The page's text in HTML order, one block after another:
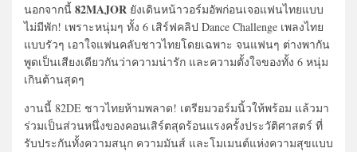
นอกจากนี้ 82MAJOR ยังเดินหน้าวอร์มอัพก่อนเจอแฟนไทยแบบ
ไม่มีพัก! เพราะหนุ่มๆ ทั้ง 6 เสิร์ฟคลิป Dance Challenge เพลงไทย
แบบรัวๆ เอาใจแฟนคลับชาวไทยโดยเฉพาะ จนแฟนๆ ต่างพากัน
พูดเป็นเสียงเดียวกันว่าความน่ารัก และความตั้งใจของทั้ง 6 หนุ่ม
เกินต้านสุดๆ
งานนี้ 82DE ชาวไทยห้ามพลาด! เตรียมวอร์มนิ้วให้พร้อม แล้วมา
ร่วมเป็นส่วนหนึ่งของคอนเสิร์ตสุดร้อนแรงครั้งประวัติศาสตร์ ที่
รับประกันทั้งความสนุก ความมันส์ และโมเมนต์แห่งความสุขแบบ